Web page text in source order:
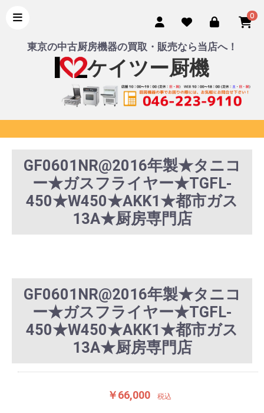
0
東京の中古厨房機器の買取・販売なら当店へ！
ケイツー厨機
GF0601NR@2016年製★タニコ
ー★ガスフライヤー★TGFL-
450★W450★AKK1★都市ガス
13A★厨房専門店
GF0601NR@2016年製★タニコ
ー★ガスフライヤー★TGFL-
450★W450★AKK1★都市ガス
13A★厨房専門店
￥66,000 税込